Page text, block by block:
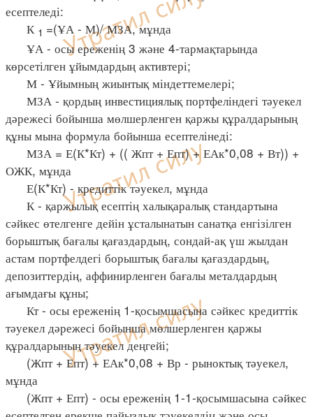
есептеледі:
К 1 =(ҰА - М)/ МЗА, мұнда
ҰА - осы ереженің 3 және 4-тармақтарында
көрсетілген ұйымдардың активтері;
М - Ұйымның жиынтық міндеттемелері;
МЗА - қордың инвестициялық портфеліндегі тәуекел
дәрежесі бойынша мөлшерленген қаржы құралдарының
құны мына формула бойынша есептелінеді:
МЗА = Е(К*Кт) + (( Жпт + Епт) + ЕАк*0,08 + Вт)) +
ОЖК, мұнда
Е(К*Кт) - кредиттік тәуекел, мұнда
К - қаржылық есептің халықаралық стандартына
сәйкес өтелгенге дейін ұсталынатын санатқа енгізілген
борыштық бағалы қағаздардың, сондай-ақ үш жылдан
астам портфелдегі борыштық бағалы қағаздардың,
депозиттердің, аффинирленген бағалы металдардың
ағымдағы құны;
Кт - осы ереженің 1-қосымшасына сәйкес кредиттік
тәуекел дәрежесі бойынша мөлшерленген қаржы
құралдарының тәуекел деңгейі;
(Жпт + Епт) + ЕАк*0,08 + Вр - рыноктық тәуекел,
мұнда
(Жпт + Епт) - осы ереженің 1-1-қосымшасына сәйкес